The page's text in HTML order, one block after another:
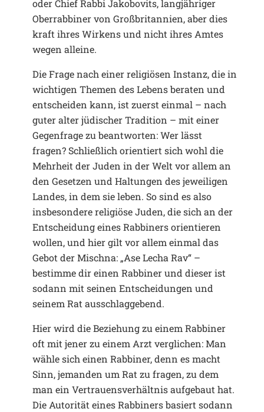
oder Chief Rabbi Jakobovits, langjähriger
Oberrabbiner von Großbritannien, aber dies
kraft ihres Wirkens und nicht ihres Amtes
wegen alleine.
Die Frage nach einer religiösen Instanz, die in
wichtigen Themen des Lebens beraten und
entscheiden kann, ist zuerst einmal – nach
guter alter jüdischer Tradition – mit einer
Gegenfrage zu beantworten: Wer lässt
fragen? Schließlich orientiert sich wohl die
Mehrheit der Juden in der Welt vor allem an
den Gesetzen und Haltungen des jeweiligen
Landes, in dem sie leben. So sind es also
insbesondere religiöse Juden, die sich an der
Entscheidung eines Rabbiners orientieren
wollen, und hier gilt vor allem einmal das
Gebot der Mischna: „Ase Lecha Rav“ –
bestimme dir einen Rabbiner und dieser ist
sodann mit seinen Entscheidungen und
seinem Rat ausschlaggebend.
Hier wird die Beziehung zu einem Rabbiner
oft mit jener zu einem Arzt verglichen: Man
wähle sich einen Rabbiner, denn es macht
Sinn, jemanden um Rat zu fragen, zu dem
man ein Vertrauensverhältnis aufgebaut hat.
Die Autorität eines Rabbiners basiert sodann